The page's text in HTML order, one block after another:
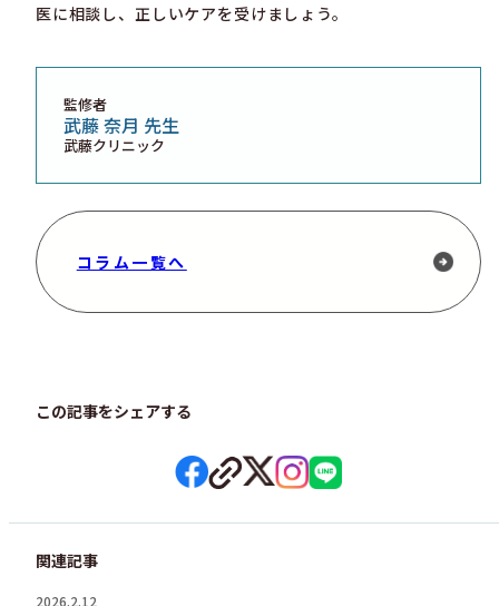
医に相談し、正しいケアを受けましょう。
監修者
武藤 奈月 先生
武藤クリニック
コラム一覧へ
この記事をシェアする
関連記事
2026.2.12